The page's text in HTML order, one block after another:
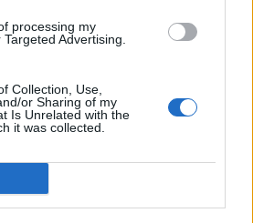
processing my
Advertising.
Collection, Use,
or Sharing of my
Is Unrelated with the
it was collected.
ПОСЛЕДНИ 7 ДЕНА
ОБЕДИНУВАЊЕ НА
ВО СРБИЈА:
МАКЕДОНСКИОТ
кажа што го мачи:
САКААТ ДА СЕ СУДИ
ВОЕНИТЕ ЗЛОСТРОСТВА НА